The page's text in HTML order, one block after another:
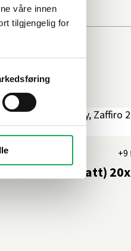
våre innen
tilgjengelig for
Zaffiro (matt)
+9